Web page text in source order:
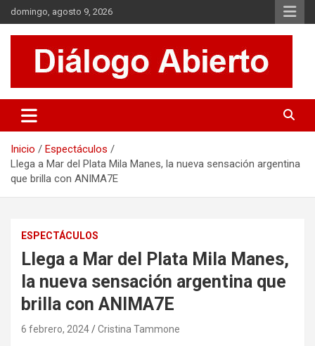
Saltar
al
contenido
domingo, agosto 9, 2026
Diálogo Abierto
Se tratan diversos temas de actualidad buscando hacer un
aporte a la sociedad, brindando información relevante de lo que
Inicio
Espectáculos
Llega a Mar del Plata Mila Manes, la nueva sensación argentina
que brilla con ANIMA7E
ESPECTÁCULOS
Llega a Mar del Plata Mila Manes,
la nueva sensación argentina que
brilla con ANIMA7E
6 febrero, 2024 Cristina Tammone